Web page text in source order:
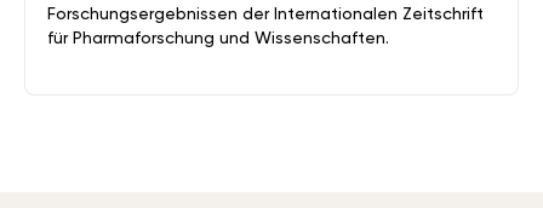
Forschungsergebnissen der Internationalen Zeitschrift
für Pharmaforschung und Wissenschaften.